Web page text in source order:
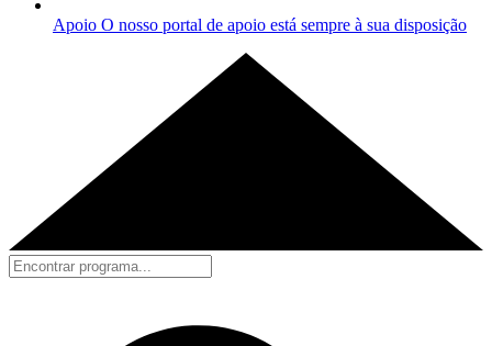
Apoio O nosso portal de apoio está sempre à sua disposição